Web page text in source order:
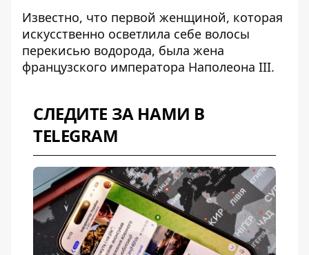
Известно, что первой женщиной, которая
искусственно осветлила себе волосы
перекисью водорода, была жена
французского императора Наполеона III.
СЛЕДИТЕ ЗА НАМИ В
TELEGRAM